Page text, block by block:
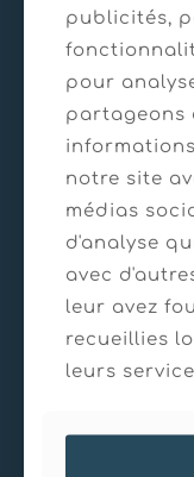
21/03/2025
VTA retenue du
publicités,
pour
partageons
notre site
médias
d'analyse
avec
leur avez
recueillies
leurs